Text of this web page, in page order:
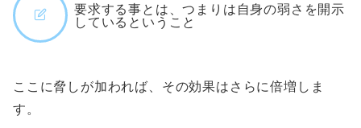
要求する事とは、つまりは自身の弱さを開示
しているということ
ここに脅しが加われば、その効果はさらに倍増しま
す。